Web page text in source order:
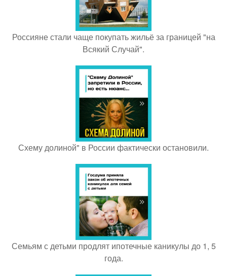
Россияне стали чаще покупать жильё за границей "на
Всякий Случай".
Схему долиной" в России фактически остановили.
Семьям с детьми продлят ипотечные каникулы до 1, 5
года.